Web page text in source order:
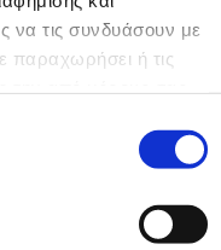
να τις συνδυάσουν με
παραχωρήσει ή τις
σας